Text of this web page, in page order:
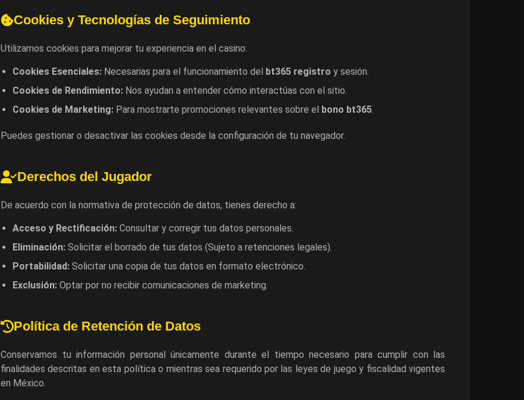
Cookies y Tecnologías de Seguimiento
Utilizamos cookies para mejorar tu experiencia en el casino:
Cookies Esenciales: Necesarias para el funcionamiento del bt365 registro y sesión.
Cookies de Rendimiento: Nos ayudan a entender cómo interactúas con el sitio.
Cookies de Marketing: Para mostrarte promociones relevantes sobre el bono bt365.
Puedes gestionar o desactivar las cookies desde la configuración de tu navegador.
Derechos del Jugador
De acuerdo con la normativa de protección de datos, tienes derecho a:
Acceso y Rectificación: Consultar y corregir tus datos personales.
Eliminación: Solicitar el borrado de tus datos (Sujeto a retenciones legales).
Portabilidad: Solicitar una copia de tus datos en formato electrónico.
Exclusión: Optar por no recibir comunicaciones de marketing.
Política de Retención de Datos
Conservamos tu información personal únicamente durante el tiempo necesario para cumplir con las
finalidades descritas en esta política o mientras sea requerido por las leyes de juego y fiscalidad vigentes
en México.